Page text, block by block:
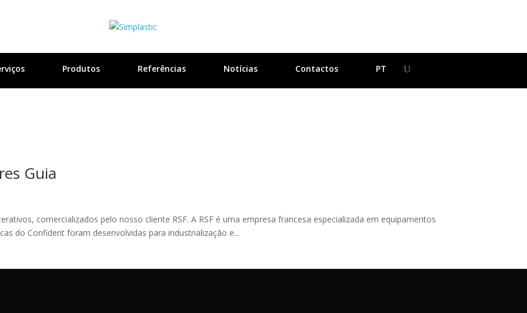
Produtos Referências Notícias Contactos PT
Guia
comercializados pelo nosso cliente RSF. A RSF é uma empresa francesa especializada em equipamentos
do Confident foram desenvolvidas para industrialização e...